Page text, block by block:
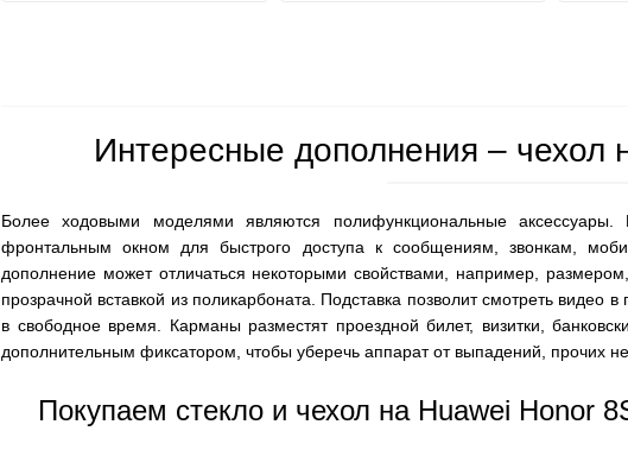
Интересные дополнения – чехол
Более ходовыми моделями являются полифункциональные
фронтальным окном для быстрого доступа к сообщениям, звонкам,
дополнение может отличаться некоторыми свойствами, например,
прозрачной вставкой из поликарбоната. Подставка позволит смотреть
в свободное время. Карманы разместят проездной билет, визитки,
дополнительным фиксатором, чтобы уберечь аппарат от выпадений, прочих
Покупаем стекло и чехол на Huawei Honor